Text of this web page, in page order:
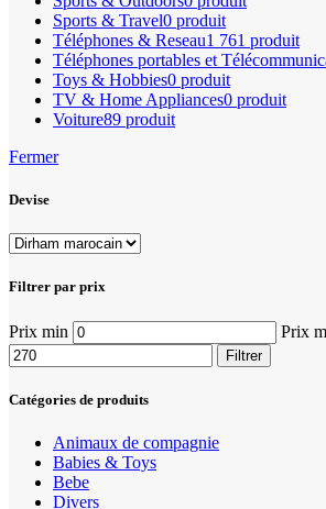
Sports & Travel0 produit
Téléphones & Reseau1 761 produit
Téléphones portables et
Toys & Hobbies0 produit
TV & Home Appliances0 produit
Voiture89 produit
Fermer
Devise
Filtrer par prix
Prix min Prix
Filtrer
Catégories de produits
Animaux de compagnie
Babies & Toys
Bebe
Divers